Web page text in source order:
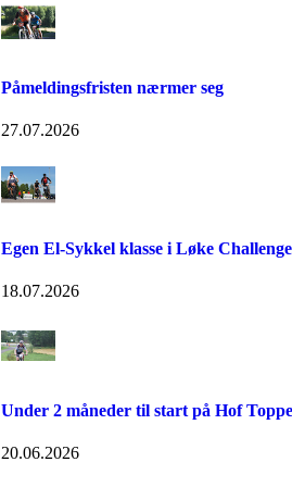
Påmeldingsfristen nærmer seg
27.07.2026
Egen El-Sykkel klasse i Løke Challenge
18.07.2026
Under 2 måneder til start på Hof
20.06.2026